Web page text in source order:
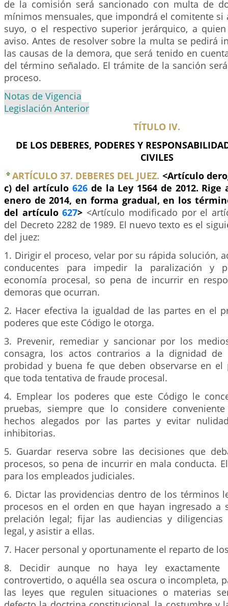
de la comisión será sancionado con multa de
mínimos mensuales, que impondrá el comitente
suyo, o el respectivo superior jerárquico, a
aviso. Antes de resolver sobre la multa se pedirá
las causas de la demora, que será tenido en
del término señalado. El trámite de la sanción
proceso.
Notas de Vigencia
Legislación Anterior
TÍTULO IV.
DE LOS DEBERES, PODERES Y
CIVILES
ARTÍCULO 37. DEBERES DEL JUEZ. <Artículo
c) del artículo626 de la Ley 1564 de 2012.
enero de 2014, en forma gradual, en los
del artículo627> <Artículo modificado por el
del Decreto 2282 de 1989. El nuevo texto es el
del juez:
1. Dirigir el proceso, velar por su rápida solución,
conducentes para impedir la paralización y
economía procesal, so pena de incurrir en
demoras que ocurran.
2. Hacer efectiva la igualdad de las partes en el
poderes que este Código le otorga.
3. Prevenir, remediar y sancionar por los
consagra, los actos contrarios a la dignidad de
probidad y buena fe que deben observarse en el
que toda tentativa de fraude procesal.
4. Emplear los poderes que este Código le
pruebas, siempre que lo considere
hechos alegados por las partes y evitar
inhibitorias.
5. Guardar reserva sobre las decisiones que
procesos, so pena de incurrir en mala conducta.
para los empleados judiciales.
6. Dictar las providencias dentro de los términos
procesos en el orden en que hayan ingresado a
prelación legal; fijar las audiencias y
legal, y asistir a ellas.
7. Hacer personal y oportunamente el reparto de
8. Decidir aunque no haya ley exactamente
controvertido, o aquélla sea oscura o incompleta,
las leyes que regulen situaciones o materias